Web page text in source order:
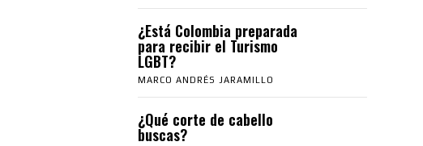
¿Está Colombia preparada
para recibir el Turismo
LGBT?
MARCO ANDRÉS JARAMILLO
¿Qué corte de cabello
buscas?